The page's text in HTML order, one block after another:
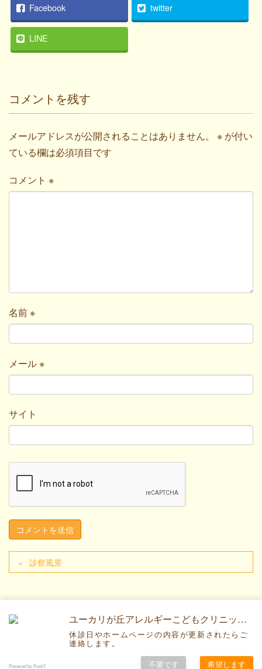
Facebook twitter
LINE
コメントを残す
メールアドレスが公開されることはありません。 ※ が付い
ている欄は必須項目です
コメント ※
名前※
メール※
サイト
診察風景
Copyright © ユーカリが丘アレルギーこどもクリニック All Rights
ユーカリが丘アレルギーこどもクリニックです。
休診日やホームページの内容が更新されたらご
連絡します。
Powered by Push7 不要です 希望します